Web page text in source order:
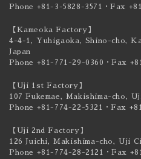
Phone +81-3-5828-3571
・Fax
【Kameoka Factory】
4-4-1, Yuhigaoka, Shino-cho,
Japan
Phone +81-771-29-0360 ・Fax
【Uji 1st Factory】
107 Fukemae, Makishima-cho,
Phone +81-774-22-5321
・Fax
【Uji 2nd Factory】
126 Juichi, Makishima-cho, Uji
Phone +81-774-28-2121
・Fax